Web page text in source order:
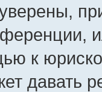
к
давать